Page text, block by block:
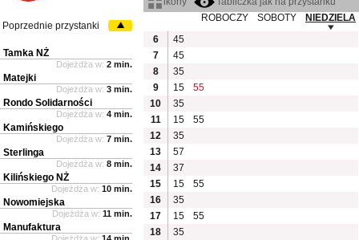
ROBOCZY
SOBOTY
NIEDZIELA
6
45
7
45
8
35
9
15
55
10
35
11
15
55
12
35
13
57
14
37
15
15
55
16
35
17
15
55
18
35
Poprzednie przystanki
Tamka NŻ
Dojeżdża w: 2 min.
Matejki
Dojeżdża w: 3 min.
Rondo Solidarności
Dojeżdża w: 4 min.
Kamińskiego
Dojeżdża w: 7 min.
Sterlinga
Dojeżdża w: 8 min.
Kilińskiego NŻ
Dojeżdża w: 10 min.
Nowomiejska
Dojeżdża w: 11 min.
Manufaktura